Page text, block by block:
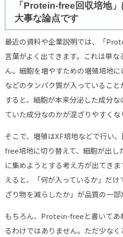
「Protein-free回収培地
大事な論点です
最近の資料や企業説明では、「
言葉がよく出てきます。これは単
ん。細胞を増やすための増殖培地
などのタンパク質が入っているこ
すると、細胞が本来分泌した成分
ていた成分なのかが混ざりやすくな
そこで、増殖はXF培地などで行い
free培地に切り替えて、細胞が出し
に集めようとする考え方が出てき
えると、「何が入っているか」だ
ざり物を減らしたか」が品質の一部
もちろん、Protein-freeと書いてあ
るわけではありません。ただ少な